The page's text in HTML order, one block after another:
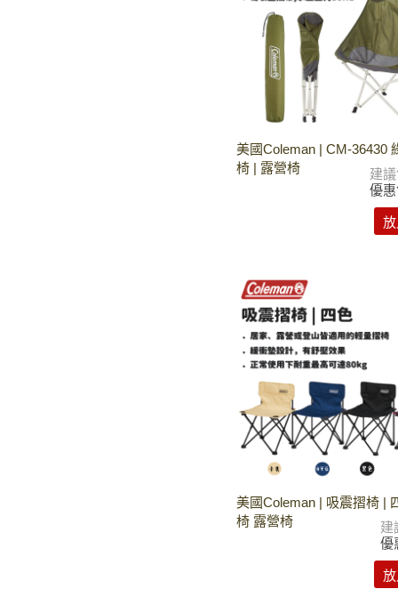
美國Coleman | CM-36430
椅 | 露營椅
建
優
美國Coleman | 吸震摺椅 |
椅 露營椅
建
優